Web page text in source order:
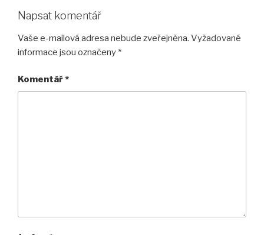
Napsat komentář
Vaše e-mailová adresa nebude zveřejněna. Vyžadované
informace jsou označeny *
Komentář*